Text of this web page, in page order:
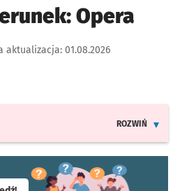
Opera
aktualizacja: 01.08.2026
ROZWIŃ